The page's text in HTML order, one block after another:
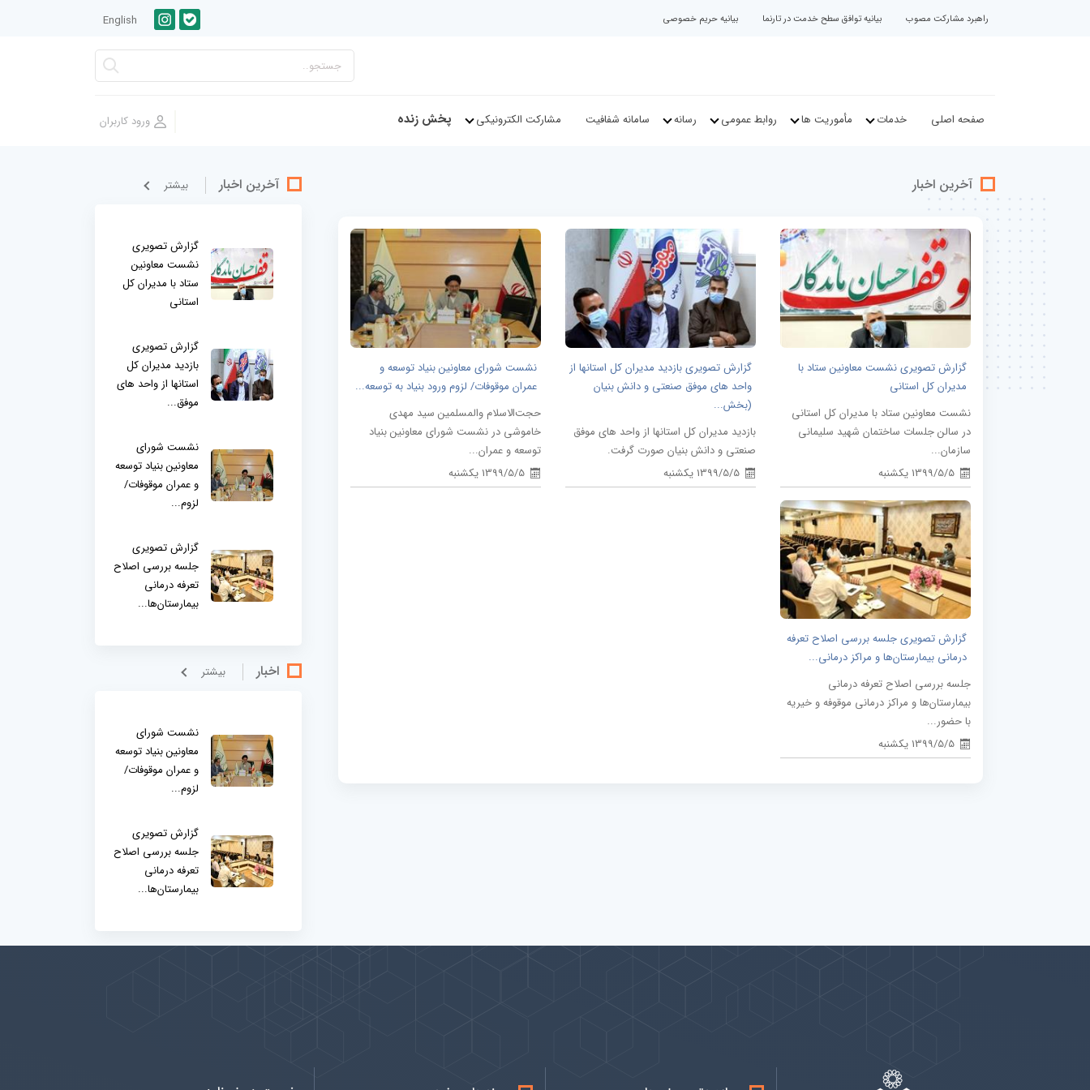
راهبرد مشارکت مصوب بیانیه توافق سطح خدمت در تارنما بیانیه حریم خصوصی English
صفحه اصلی خدمات مأموریت ها روابط عمومی رسانه سامانه شفافیت مشارکت الکترونیکی پخش زنده
آخرین اخبار
گزارش تصویری نشست معاونین ستاد با
مدیران کل استانی
نشست معاونین ستاد با مدیران کل استانی
در سالن جلسات ساختمان شهید سلیمانی
سازمان...
1399/5/5 یکشنبه
گزارش تصویری بازدید مدیران کل استانها از
واحد های موفق صنعتی و دانش بنیان
(بخش...
بازدید مدیران کل استانها از واحد های موفق
صنعتی و دانش بنیان صورت گرفت.
1399/5/5 یکشنبه
نشست شورای معاونین بنیاد توسعه و
عمران موقوفات/ لزوم ورود بنیاد به توسعه...
حجت‌الاسلام والمسلمین سید مهدی
خاموشی در نشست شورای معاونین بنیاد
توسعه و عمران...
1399/5/5 یکشنبه
گزارش تصویری جلسه بررسی اصلاح تعرفه
درمانی بیمارستان‌ها و مراکز درمانی...
جلسه بررسی اصلاح تعرفه درمانی
بیمارستان‌ها و مراکز درمانی موقوفه و خیریه
با حضور...
1399/5/5 یکشنبه
آخرین اخبار بيشتر
گزارش تصویری
نشست معاونین
ستاد با مدیران کل
استانی
گزارش تصویری
بازدید مدیران کل
استانها از واحد های
موفق...
نشست شورای
معاونین بنیاد توسعه
و عمران موقوفات/
لزوم...
گزارش تصویری
جلسه بررسی اصلاح
تعرفه درمانی
بیمارستان‌ها...
اخبار بيشتر
نشست شورای
معاونین بنیاد توسعه
و عمران موقوفات/
لزوم...
گزارش تصویری
جلسه بررسی اصلاح
تعرفه درمانی
بیمارستان‌ها...